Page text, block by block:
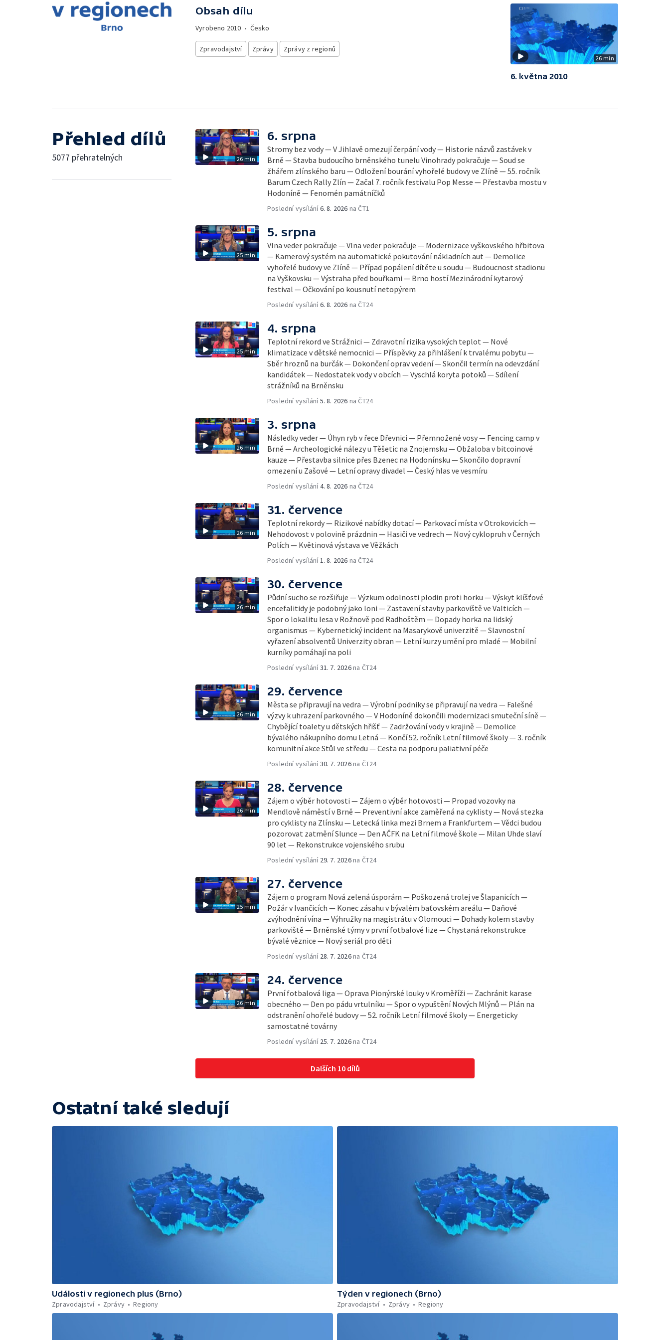
Obsah dílu
Vyrobeno 2010 • Česko
Zpravodajství Zprávy Zprávy z regionů
26 min
6. května 2010
Přehled dílů
5077 přehratelných 26 min
6. srpna
Stromy bez vody — V Jihlavě omezují čerpání vody — Historie názvů zastávek v
Brně — Stavba budoucího brněnského tunelu Vinohrady pokračuje — Soud se
žhářem zlínského baru — Odložení bourání vyhořelé budovy ve Zlíně — 55. ročník
Barum Czech Rally Zlín — Začal 7. ročník festivalu Pop Messe — Přestavba mostu v
Hodoníně — Fenomén památníčků
Poslední vysílání6. 8. 2026 na ČT1
25 min
5. srpna
Vlna veder pokračuje — Vlna veder pokračuje — Modernizace vyškovského hřbitova
— Kamerový systém na automatické pokutování nákladních aut — Demolice
vyhořelé budovy ve Zlíně — Případ popálení dítěte u soudu — Budoucnost stadionu
na Vyškovsku — Výstraha před bouřkami — Brno hostí Mezinárodní kytarový
festival — Očkování po kousnutí netopýrem
Poslední vysílání6. 8. 2026 na ČT24
25 min
4. srpna
Teplotní rekord ve Strážnici — Zdravotní rizika vysokých teplot — Nové
klimatizace v dětské nemocnici — Příspěvky za přihlášení k trvalému pobytu —
Sběr hroznů na burčák — Dokončení oprav vedení — Skončil termín na odevzdání
kandidátek — Nedostatek vody v obcích — Vyschlá koryta potoků — Sdílení
strážníků na Brněnsku
Poslední vysílání5. 8. 2026 na ČT24
26 min
3. srpna
Následky veder — Úhyn ryb v řece Dřevnici — Přemnožené vosy — Fencing camp v
Brně — Archeologické nálezy u Těšetic na Znojemsku — Obžaloba v bitcoinové
kauze — Přestavba silnice přes Bzenec na Hodonínsku — Skončilo dopravní
omezení u Zašové — Letní opravy divadel — Český hlas ve vesmíru
Poslední vysílání4. 8. 2026 na ČT24
26 min
31. července
Teplotní rekordy — Rizikové nabídky dotací — Parkovací místa v Otrokovicích —
Nehodovost v polovině prázdnin — Hasiči ve vedrech — Nový cyklopruh v Černých
Polích — Květinová výstava ve Věžkách
Poslední vysílání 1. 8. 2026 na ČT24
26 min
30. července
Půdní sucho se rozšiřuje — Výzkum odolnosti plodin proti horku — Výskyt klíšťové
encefalitidy je podobný jako loni — Zastavení stavby parkoviště ve Valticích —
Spor o lokalitu lesa v Rožnově pod Radhoštěm — Dopady horka na lidský
organismus — Kybernetický incident na Masarykově univerzitě — Slavnostní
vyřazení absolventů Univerzity obran — Letní kurzy umění pro mladé — Mobilní
kurníky pomáhají na poli
Poslední vysílání31. 7. 2026na ČT24
26 min
29. července
Města se připravují na vedra — Výrobní podniky se připravují na vedra — Falešné
výzvy k uhrazení parkovného — V Hodoníně dokončili modernizaci smuteční síně —
Chybějící toalety u dětských hřišť — Zadržování vody v krajině — Demolice
bývalého nákupního domu Letná — Končí 52. ročník Letní filmové školy — 3. ročník
komunitní akce Stůl ve středu — Cesta na podporu paliativní péče
Poslední vysílání30. 7. 2026na ČT24
26 min
28. července
Zájem o výběr hotovosti — Zájem o výběr hotovosti — Propad vozovky na
Mendlově náměstí v Brně — Preventivní akce zaměřená na cyklisty — Nová stezka
pro cyklisty na Zlínsku — Letecká linka mezi Brnem a Frankfurtem — Vědci budou
pozorovat zatmění Slunce — Den AČFK na Letní filmové škole — Milan Uhde slaví
90 let — Rekonstrukce vojenského srubu
Poslední vysílání 29. 7. 2026na ČT24
25 min
27. července
Zájem o program Nová zelená úsporám — Poškozená trolej ve Šlapanicích —
Požár v Ivančicích — Konec zásahu v bývalém baťovském areálu — Daňové
zvýhodnění vína — Výhružky na magistrátu v Olomouci — Dohady kolem stavby
parkoviště — Brněnské týmy v první fotbalové lize — Chystaná rekonstrukce
bývalé věznice — Nový seriál pro děti
Poslední vysílání 28. 7. 2026na ČT24
26 min
24. července
První fotbalová liga — Oprava Pionýrské louky v Kroměříži — Zachránit karase
obecného — Den po pádu vrtulníku — Spor o vypuštění Nových Mlýnů — Plán na
odstranění ohořelé budovy — 52. ročník Letní filmové školy — Energeticky
samostatné továrny
Poslední vysílání 25. 7. 2026na ČT24
Dalších 10 dílů
Ostatní také sledují
Události v regionech plus (Brno)
Zpravodajství
Zprávy Regiony
Týden v regionech (Brno)
Zpravodajství
Zprávy Regiony